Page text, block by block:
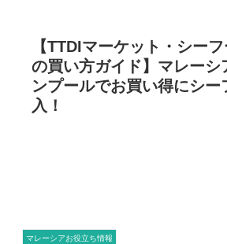
【TTDIマーケット・シー
の買い方ガイド】マレーシ
ンプールでお買い得にシー
入！
マレーシアお役立ち情報